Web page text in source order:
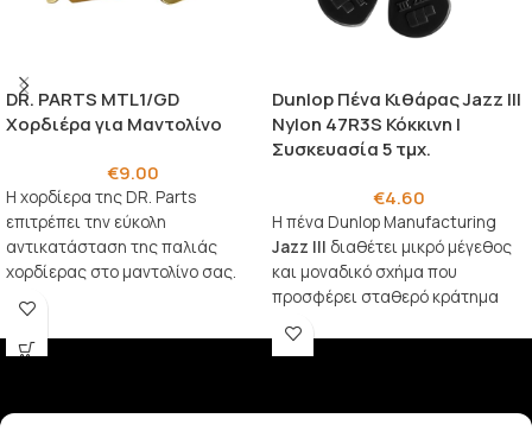
DR. PARTS MTL1/GD
Χορδιέρα για Μαντολίνο
€9.00
Η χορδίερα της DR. Parts
επιτρέπει την εύκολη
αντικατάσταση της παλιάς
χορδίερας στο μαντολίνο σας.
Κατασκευασμένο από μέταλλο
για αντοχή και σταθερότητα.
Dunlop Πένα Κιθάρας Jazz III
Nylon 47R3S Κόκκινη |
Συσκευασία 5 τμχ.
€4.60
Η πένα Dunlop Manufacturing
Jazz III διαθέτει μικρό μέγεθος
και μοναδικό σχήμα που
προσφέρει σταθερό κράτημα
και ακριβή έλεγχο, ιδανικό για
σύνθετα lead και γρήγορα solo.